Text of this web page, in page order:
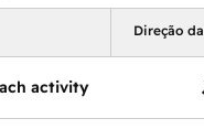
Direção
activity